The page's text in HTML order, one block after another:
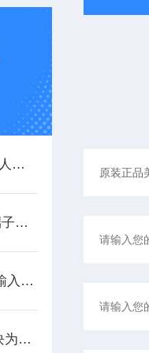
是伙伴还是敌人？工业机器人的未来之路
简述连接1769-OW16接线端子所需要注意的事项
不知道了吧！1756-EN2TR输入模块是数控系统动力的保障
1756-IB16数字直流输入模块为整个自动化系统提供精准的数据支撑